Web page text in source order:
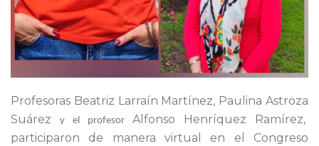
Profesoras Beatriz Larraín Martínez, Paulina Astroza
Suárez
y el profesor Alfonso Henríquez Ramírez,
participaron de manera virtual en el Congreso